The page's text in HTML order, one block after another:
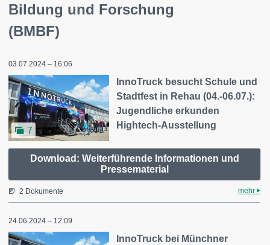
Bildung und Forschung
(BMBF)
03.07.2024 – 16:06
7
InnoTruck besucht Schule und
Stadtfest in Rehau (04.-06.07.):
Jugendliche erkunden
Hightech-Ausstellung
Download: Weiterführende Informationen und
Pressematerial
2 Dokumente mehr
24.06.2024 – 12:09
InnoTruck bei Münchner